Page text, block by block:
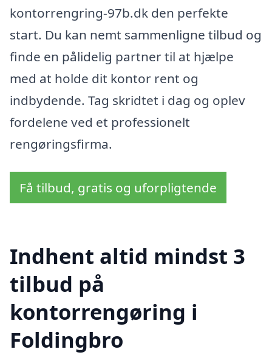
kontorrengring-97b.dk den perfekte
start. Du kan nemt sammenligne tilbud og
finde en pålidelig partner til at hjælpe
med at holde dit kontor rent og
indbydende. Tag skridtet i dag og oplev
fordelene ved et professionelt
rengøringsfirma.
Få tilbud, gratis og uforpligtende
Indhent altid mindst 3
tilbud på
kontorrengøring i
Foldingbro